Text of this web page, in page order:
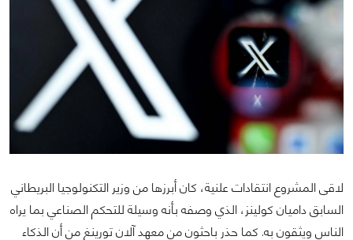
لاقى المشروع انتقادات علنية، كان أبرزها من وزير التكنولوجيا البريطاني
السابق داميان كولينز، الذي وصفه بأنه وسيلة للتحكم الصناعي بما يراه
الناس ويثقون به. كما حذر باحثون من معهد آلان تورينغ من أن الذكاء